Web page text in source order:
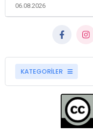
06.08.2026
KATEGORİLER